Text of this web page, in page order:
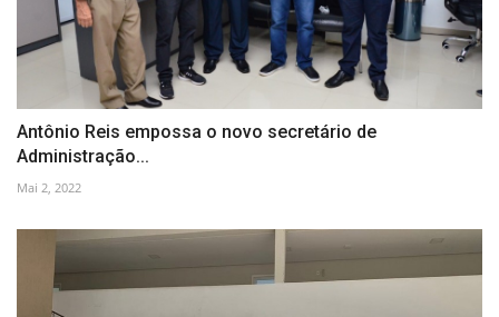
Antônio Reis empossa o novo secretário de
Administração...
Mai 2, 2022